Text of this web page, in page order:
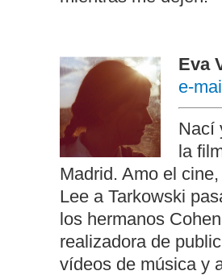
Eva
e-
Nací
la
Madrid. Amo el
Lee a Tarkowski
los hermanos
realizadora de
vídeos de música y